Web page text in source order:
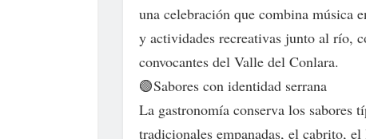
una celebración que combina música
y actividades recreativas junto al río,
convocantes del Valle del Conlara.
🟢Sabores con identidad serrana
La gastronomía conserva los sabores
tradicionales empanadas, el cabrito,